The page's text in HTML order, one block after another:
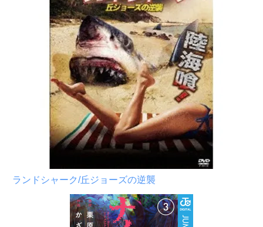
ランドシャーク/丘ジョーズの逆襲